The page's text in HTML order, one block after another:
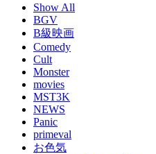
Show All
BGV
B級映画
Comedy
Cult
Monster
movies
MST3K
NEWS
Panic
primeval
お色気